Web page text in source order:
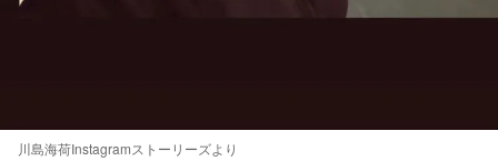
川島海荷Instagramストーリーズより